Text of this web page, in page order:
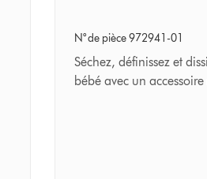
lissant
Coanda
N° de pièce 972941-01
Séchez, définissez et
bébé avec un